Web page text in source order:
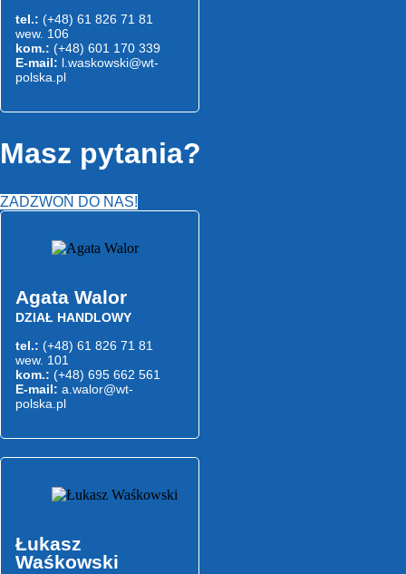
tel.: (+48) 61 826 71 81
wew. 106
kom.: (+48) 601 170 339
E-mail: l.waskowski@wt-
polska.pl
Masz pytania?
ZADZWOŃ DO NAS!
Agata Walor
DZIAŁ HANDLOWY
tel.: (+48) 61 826 71 81
wew. 101
kom.: (+48) 695 662 561
E-mail: a.walor@wt-
polska.pl
Łukasz
Waśkowski